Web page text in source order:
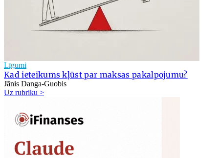
Līgumi
Kad ieteikums kļūst par maksas pakalpojumu?
Jānis Danga-Guobis
Uz rubriku >